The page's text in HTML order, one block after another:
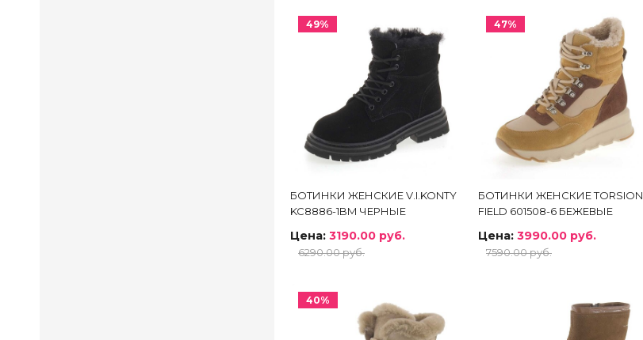
49%
БОТИНКИ ЖЕНСКИЕ V.I.KONTY
KC8886-1BM ЧЕРНЫЕ
Цена: 3190.00 руб.
6290.00 руб.
47%
БОТИНКИ ЖЕНСКИЕ TORSION
FIELD 601508-6 БЕЖЕВЫЕ
Цена: 3990.00 руб.
7590.00 руб.
40%